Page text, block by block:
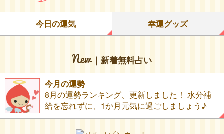
今日の運気 幸運グッズ
｜新着無料占い
今月の運勢
8月の運勢ランキング、更新しました！ 水分補
給を忘れずに、1か月元気に過ごしましょう♪